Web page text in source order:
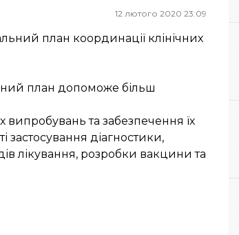
12 лютого 2020 23:09
план координації клінічних
план допоможе більш
та забезпечення їх
застосування діагностики,
лікування, розробки вакцини та